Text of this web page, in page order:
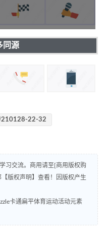
同源
22-32
习交流。商用请至[商用版权购
版权声明】查看！因版权产生
卡通扁平体育运动活动元素